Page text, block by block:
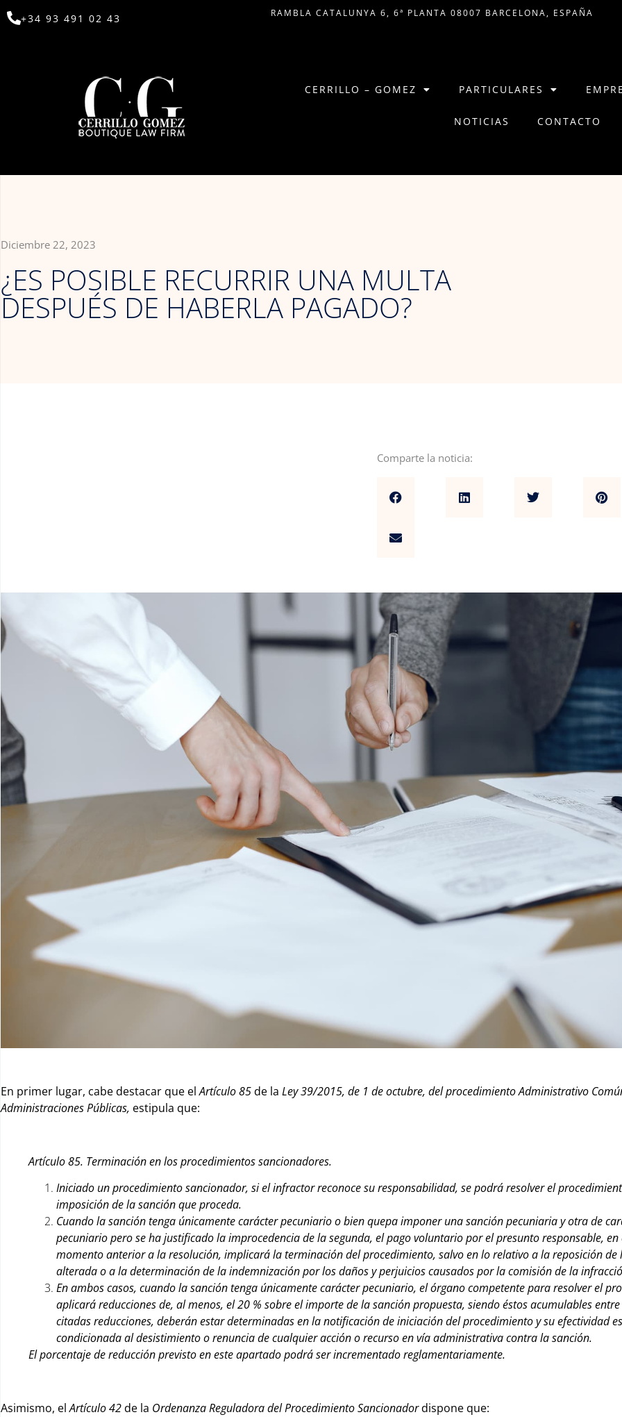
+34 93 491 02 43 RAMBLA CATALUNYA 6, 6ª PLANTA 08007 BARCELONA, ESPAÑA
CERRILLO – GOMEZ PARTICULARES
NOTICIAS CONTACTO
Diciembre 22, 2023
¿ES POSIBLE RECURRIR UNA MULTA
DESPUÉS DE HABERLA PAGADO?
Comparte la noticia:
En primer lugar, cabe destacar que elArtículo 85de la Ley 39/2015, de 1 de octubre, del procedimiento Administrativo
Administraciones Públicas, estipula que:
Artículo 85. Terminación en los procedimientos sancionadores.
Iniciado un procedimiento sancionador, si el infractor reconoce su responsabilidad, se podrá resolver el
imposición de la sanción que proceda.
Cuando la sanción tenga únicamente carácter pecuniario o bien quepa imponer una sanción pecuniaria y otra de
pecuniario pero se ha justificado la improcedencia de la segunda, el pago voluntario por el presunto responsable,
momento anterior a la resolución, implicará la terminación del procedimiento, salvo en lo relativo a la reposición de
alterada o a la determinación de la indemnización por los daños y perjuicios causados por la comisión de la
En ambos casos, cuando la sanción tenga únicamente carácter pecuniario, el órgano competente para resolver el
aplicará reducciones de, al menos, el 20 % sobre el importe de la sanción propuesta, siendo éstos acumulables entre
citadas reducciones, deberán estar determinadas en la notificación de iniciación del procedimiento y su efectividad
condicionada al desistimiento o renuncia de cualquier acción o recurso en vía administrativa contra la sanción.
El porcentaje de reducción previsto en este apartado podrá ser incrementado reglamentariamente.
Asimismo, elArtículo 42de la Ordenanza Reguladora del Procedimiento Sancionadordispone que: